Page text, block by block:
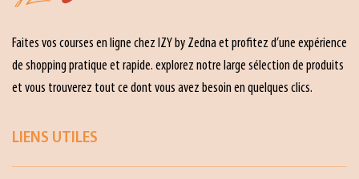
Faites vos courses en ligne chez IZY by Zedna et profitez d’une expérience
de shopping pratique et rapide. explorez notre large sélection de produits
et vous trouverez tout ce dont vous avez besoin en quelques clics.
LIENS UTILES